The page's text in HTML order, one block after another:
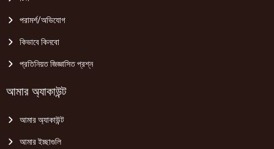
পরামর্শ/অভিযোগ
কিভাবে কিনবো
প্রতিনিয়ত জিজ্ঞাসিত প্রশ্ন
আমার অ্যাকাউন্ট
আমার অ্যাকাউন্ট
আমার ইচ্ছাগুলি